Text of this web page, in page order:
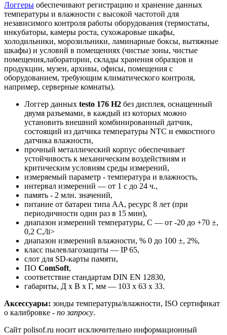
Логгеры обеспечивают регистрацию и хранение данных
температуры и влажности с высокой частотой для
независимого контроля работы оборудования (термостаты,
инкубаторы, камеры роста, сухожаровые шкафы,
холодильники, морозильники, ламинарные боксы, вытяжные
шкафы) и условий в помещениях (чистые зоны, чистые
помещения,лаборатории, склады хранения образцов и
продукции, музеи, архивы, офисы, помещения с
оборудованием, требующим климатического контроля,
например, серверные комнаты).
Логгер данных testo 176 H2 без дисплея, оснащенный
двумя разъемами, в каждый из которых можно
установить внешний комбинированный датчик,
состоящий из датчика температуры NTC и емкостного
датчика влажности,
прочный металлический корпус обеспечивает
устойчивость к механическим воздействиям и
критическим условиям среды измерений,
измеряемый параметр - температура и влажность,
интервал измерений — от 1 с до 24 ч.,
память - 2 млн. значений,
питание от батареи типа АА, ресурс 8 лет (при
периодичности один раз в 15 мин),
диапазон измерений температуры, C — от -20 до +70 ±,
0,2 C,/li>
диапазон измерений влажности, % 0 до 100 ±, 2%,
класс пылевлагозащиты — IP 65,
слот для SD-карты памяти,
ПО ComSoft,
соответствие стандартам DIN EN 12830,
габариты, Д х В х Г, мм — 103 x 63 x 33.
Аксессуары: зонды температуры/влажности, ISO сертификат
о калибровке - по запросу.
Сайт polisof.ru носит исключительно информационный